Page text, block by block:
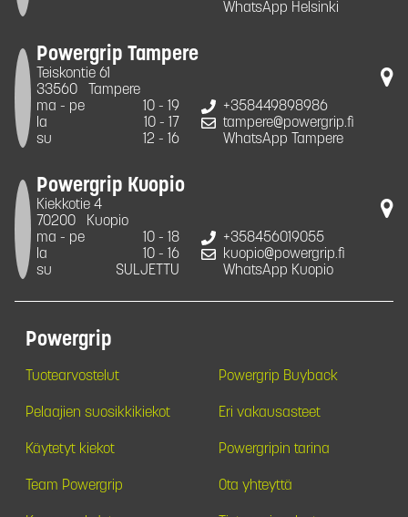
WhatsApp Helsinki
Powergrip Tampere
Teiskontie 61
33560
Tampere
ma - pe
10 - 19
la
10 - 17
su
12 - 16
+358449898986
tampere@powergrip.fi
WhatsApp Tampere
Powergrip Kuopio
Kiekkotie 4
70200
Kuopio
ma - pe
10 - 18
la
10 - 16
su
SULJETTU
+358456019055
kuopio@powergrip.fi
WhatsApp Kuopio
Powergrip
Tuotearvostelut Powergrip Buyback
Pelaajien suosikkikiekot Eri vakausasteet
Käytetyt kiekot Powergripin tarina
Team Powergrip Ota yhteyttä